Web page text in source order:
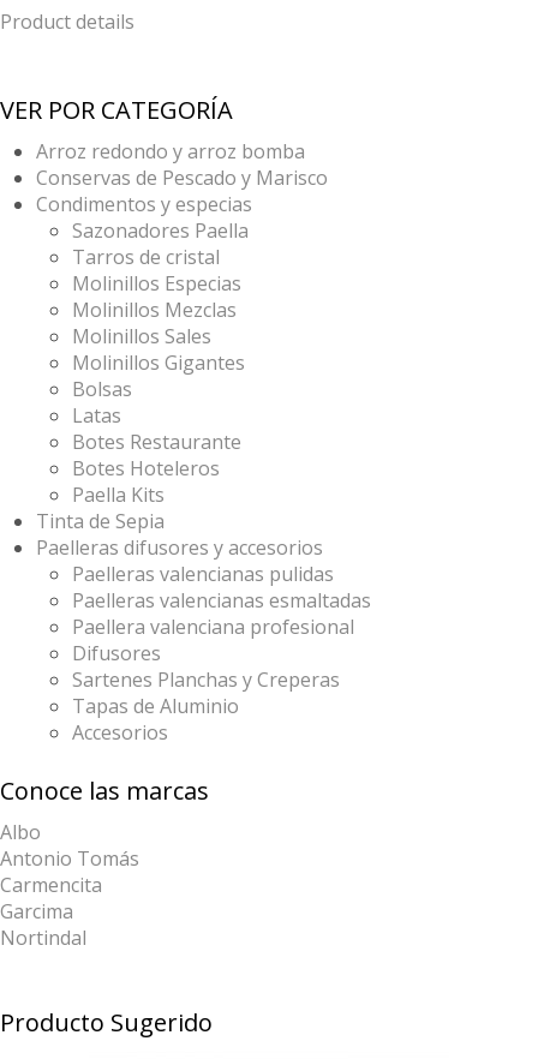
Product details
VER POR CATEGORÍA
Arroz redondo y arroz bomba
Conservas de Pescado y Marisco
Condimentos y especias
Sazonadores Paella
Tarros de cristal
Molinillos Especias
Molinillos Mezclas
Molinillos Sales
Molinillos Gigantes
Bolsas
Latas
Botes Restaurante
Botes Hoteleros
Paella Kits
Tinta de Sepia
Paelleras difusores y accesorios
Paelleras valencianas pulidas
Paelleras valencianas esmaltadas
Paellera valenciana profesional
Difusores
Sartenes Planchas y Creperas
Tapas de Aluminio
Accesorios
Conoce las marcas
Albo
Antonio Tomás
Carmencita
Garcima
Nortindal
Producto Sugerido